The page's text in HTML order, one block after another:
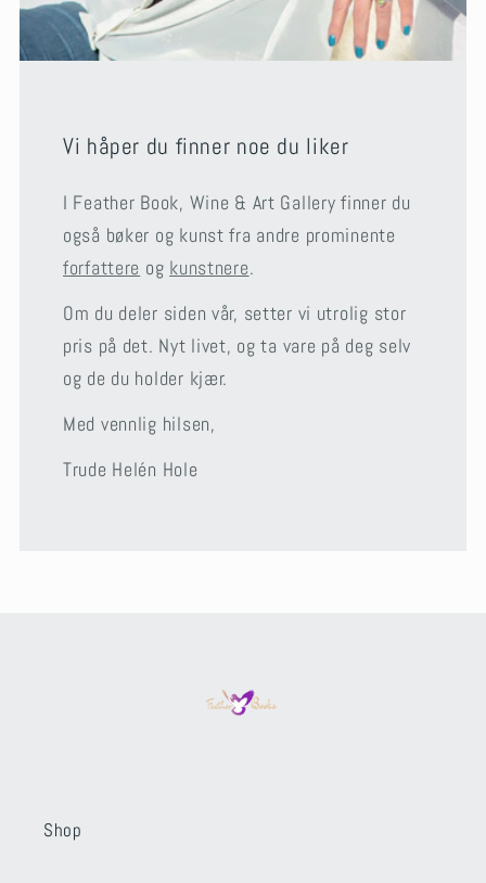
Vi håper du finner noe du liker
I Feather Book, Wine & Art Gallery finner du
også bøker og kunst fra andre prominente
forfattere og kunstnere.
Om du deler siden vår, setter vi utrolig stor
pris på det. Nyt livet, og ta vare på deg selv
og de du holder kjær.
Med vennlig hilsen,
Trude Helén Hole
Shop